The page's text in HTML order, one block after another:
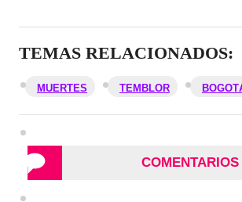
TEMAS RELACIONADOS:
MUERTES TEMBLOR
COMENTARIOS